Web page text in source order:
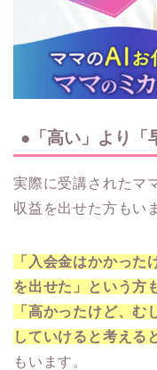
●「高い」より「
実際に受講されたマ
収益を出せた方もい
「入会金はかかっ
を出せた」という方
「高かったけど、
していけると考える
もいます。